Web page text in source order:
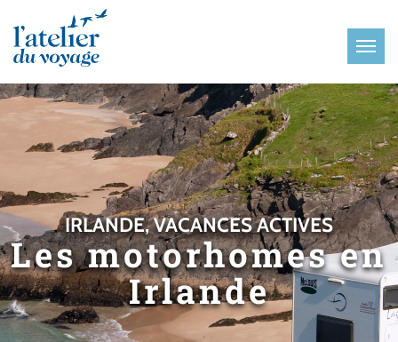
IRLANDE, VACANCES ACTIVES
Les motorhomes en
Irlande
Panneau de gestion des cookies